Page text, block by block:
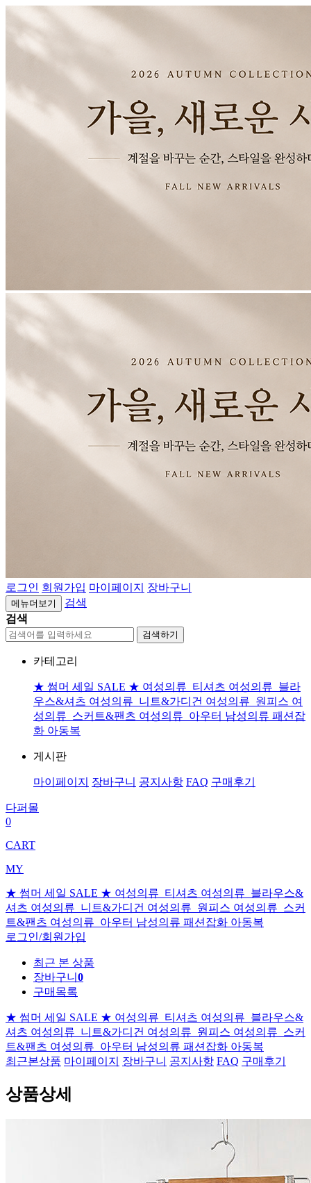
로그인 회원가입 마이페이지 장바구니
메뉴더보기
검색
검색
검색하기
카테고리
★ 썸머 세일 SALE ★ 여성의류_티셔츠 여성의류_블라
우스&셔츠 여성의류_니트&가디건 여성의류_원피스 여
성의류_스커트&팬츠 여성의류_아우터 남성의류 패션잡
화 아동복
게시판
마이페이지 장바구니 공지사항 FAQ 구매후기
다퍼몰
0
CART
MY
★ 썸머 세일 SALE ★ 여성의류_티셔츠 여성의류_블라우스&
셔츠 여성의류_니트&가디건 여성의류_원피스 여성의류_스커
트&팬츠 여성의류_아우터 남성의류 패션잡화 아동복
로그인/회원가입
최근 본 상품
장바구니 0
구매목록
★ 썸머 세일 SALE ★ 여성의류_티셔츠 여성의류_블라우스&
셔츠 여성의류_니트&가디건 여성의류_원피스 여성의류_스커
트&팬츠 여성의류_아우터 남성의류 패션잡화 아동복
최근본상품 마이페이지 장바구니 공지사항 FAQ 구매후기
상품상세